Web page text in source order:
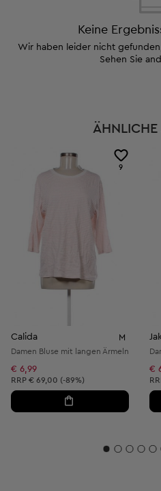
Keine
Wir haben leider nicht
Sehen Sie
ÄHNLICHE
9
Calida M
Damen Bluse mit langen Ärmeln
€ 6,99
Unverbindliche Preisempfehlung:
RRP € 69,00 (-89%)
€